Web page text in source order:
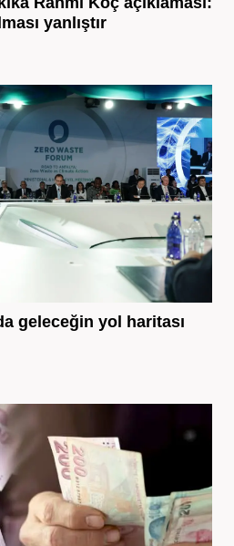
yanlıştır
geleceğin yol haritası